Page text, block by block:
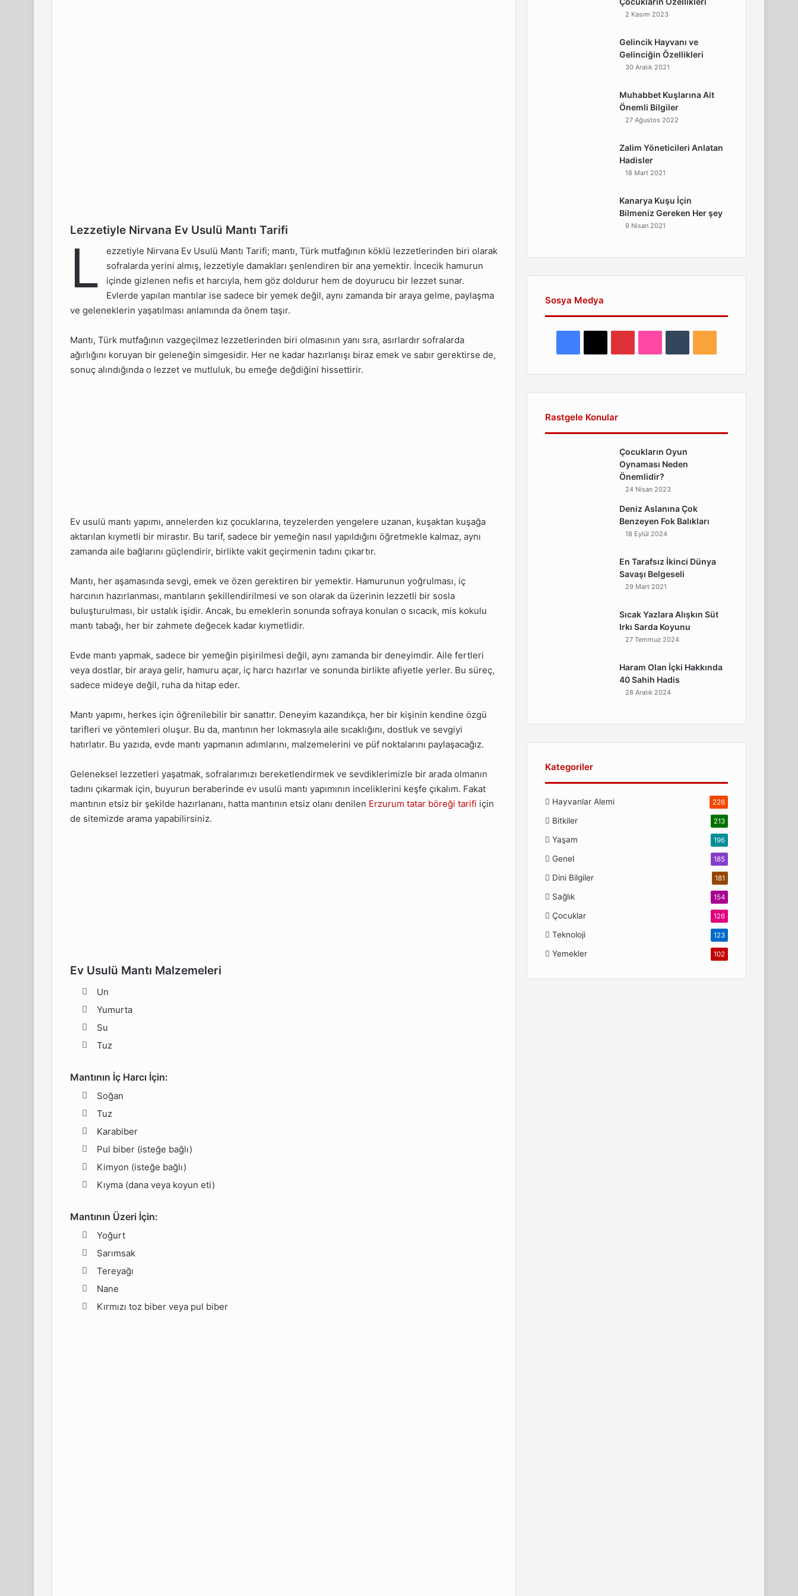
Lezzetiyle Nirvana Ev Usulü Mantı Tarifi
L
ezzetiyle Nirvana Ev Usulü Mantı Tarifi; mantı, Türk mutfağının köklü lezzetlerinden biri olarak
sofralarda yerini almış, lezzetiyle damakları şenlendiren bir ana yemektir. İncecik hamurun
içinde gizlenen nefis et harcıyla, hem göz doldurur hem de doyurucu bir lezzet sunar.
Evlerde yapılan mantılar ise sadece bir yemek değil, aynı zamanda bir araya gelme, paylaşma
ve geleneklerin yaşatılması anlamında da önem taşır.
Mantı, Türk mutfağının vazgeçilmez lezzetlerinden biri olmasının yanı sıra, asırlardır sofralarda
ağırlığını koruyan bir geleneğin simgesidir. Her ne kadar hazırlanışı biraz emek ve sabır gerektirse de,
sonuç alındığında o lezzet ve mutluluk, bu emeğe değdiğini hissettirir.
Ev usulü mantı yapımı, annelerden kız çocuklarına, teyzelerden yengelere uzanan, kuşaktan kuşağa
aktarılan kıymetli bir mirastır. Bu tarif, sadece bir yemeğin nasıl yapıldığını öğretmekle kalmaz, aynı
zamanda aile bağlarını güçlendirir, birlikte vakit geçirmenin tadını çıkartır.
Mantı, her aşamasında sevgi, emek ve özen gerektiren bir yemektir. Hamurunun yoğrulması, iç
harcının hazırlanması, mantıların şekillendirilmesi ve son olarak da üzerinin lezzetli bir sosla
buluşturulması, bir ustalık işidir. Ancak, bu emeklerin sonunda sofraya konulan o sıcacık, mis kokulu
mantı tabağı, her bir zahmete değecek kadar kıymetlidir.
Evde mantı yapmak, sadece bir yemeğin pişirilmesi değil, aynı zamanda bir deneyimdir. Aile fertleri
veya dostlar, bir araya gelir, hamuru açar, iç harcı hazırlar ve sonunda birlikte afiyetle yerler. Bu süreç,
sadece mideye değil, ruha da hitap eder.
Mantı yapımı, herkes için öğrenilebilir bir sanattır. Deneyim kazandıkça, her bir kişinin kendine özgü
tarifleri ve yöntemleri oluşur. Bu da, mantının her lokmasıyla aile sıcaklığını, dostluk ve sevgiyi
hatırlatır. Bu yazıda, evde mantı yapmanın adımlarını, malzemelerini ve püf noktalarını paylaşacağız.
Geleneksel lezzetleri yaşatmak, sofralarımızı bereketlendirmek ve sevdiklerimizle bir arada olmanın
tadını çıkarmak için, buyurun beraberinde ev usulü mantı yapımının inceliklerini keşfe çıkalım. Fakat
mantının etsiz bir şekilde hazırlananı, hatta mantının etsiz olanı denilen Erzurum tatar böreği tarifi için
de sitemizde arama yapabilirsiniz.
Ev Usulü Mantı Malzemeleri
Un
Yumurta
Su
Tuz
Mantının İç Harcı İçin:
Soğan
Tuz
Karabiber
Pul biber (isteğe bağlı)
Kimyon (isteğe bağlı)
Kıyma (dana veya koyun eti)
Mantının Üzeri İçin:
Yoğurt
Sarımsak
Tereyağı
Nane
Kırmızı toz biber veya pul biber
2 Kasım 2023
Gelincik Hayvanı ve
Gelinciğin Özellikleri
30 Aralık 2021
Muhabbet Kuşlarına Ait
Önemli Bilgiler
27 Ağustos 2022
Zalim Yöneticileri Anlatan
Hadisler
18 Mart 2021
Kanarya Kuşu İçin
Bilmeniz Gereken Her şey
9 Nisan 2021
Sosya Medya
Rastgele Konular
Çocukların Oyun
Oynaması Neden
Önemlidir?
24 Nisan 2023
Deniz Aslanına Çok
Benzeyen Fok Balıkları
18 Eylül 2024
En Tarafsız İkinci Dünya
Savaşı Belgeseli
29 Mart 2021
Sıcak Yazlara Alışkın Süt
Irkı Sarda Koyunu
27 Temmuz 2024
Haram Olan İçki Hakkında
40 Sahih Hadis
28 Aralık 2024
Kategoriler
Hayvanlar Alemi 226
Bitkiler 213
Yaşam 196
Genel 185
Dini Bilgiler 181
Sağlık 154
Çocuklar 126
Teknoloji 123
Yemekler 102